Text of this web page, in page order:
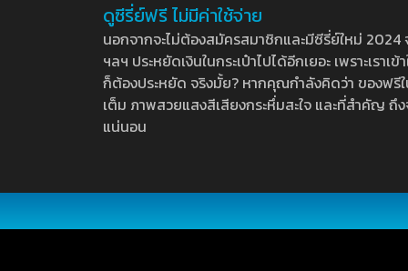
ดูซีรี่ย์ฟรี ไม่มีค่าใช้จ่าย
นอกจากจะไม่ต้องสมัครสมาชิกและมีซีรี่ย์ใหม่
ฯลฯ ประหยัดเงินในกระเป๋าไปได้อีกเยอะ เพราะเร
ก็ต้องประหยัด จริงมั้ย? หากคุณกำลังคิดว่า ของฟ
เต็ม ภาพสวยแสงสีเสียงกระหึ่มสะใจ และที่สำคัญ
แน่นอน